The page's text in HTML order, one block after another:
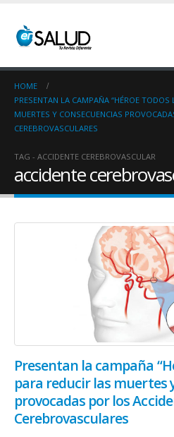
HOME
PRESENTAN LA CAMPAÑA “HÉROE TODOS
MUERTES Y CONSECUENCIAS
CEREBROVASCULARES
TAG - ACCIDENTE CEREBROVASCULAR
accidente
Presentan la campaña
para reducir las muertes
provocadas por los
Cerebrovasculares